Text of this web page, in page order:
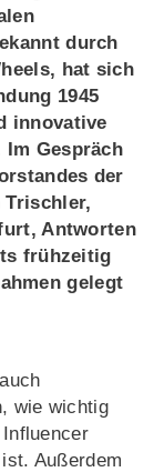
durch
hat sich
1945
innovative
Gespräch
der
Trischler,
Antworten
frühzeitig
gelegt
wie wichtig
Außerdem